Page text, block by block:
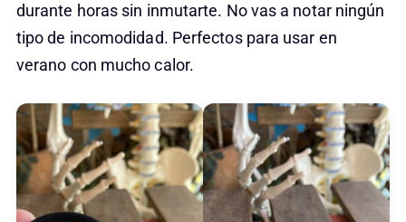
durante horas sin inmutarte. No vas a notar ningún
tipo de incomodidad. Perfectos para usar en
verano con mucho calor.